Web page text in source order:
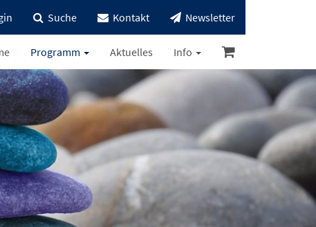
Suche Kontakt Newsletter
Programm Aktuelles Info